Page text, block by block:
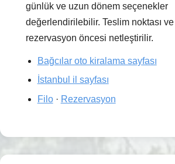
günlük ve uzun dönem seçenekler
değerlendirilebilir. Teslim noktası
rezervasyon öncesi netleştirilir.
Bağcılar oto kiralama sayfası
İstanbul il sayfası
Filo· Rezervasyon